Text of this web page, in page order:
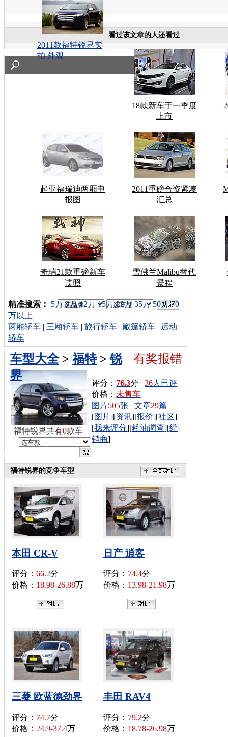
2011款福特锐界实
拍 外观
看过该文章的人还看过
18款新车于一季度
上市
起亚福瑞迪两厢申
报图
2011重磅合资紧凑
汇总
奇瑞21款重磅新车
谍照
雪佛兰Malibu替代
景程
车型搜索：
精准搜索： 5万 8万 12万 15万 22万 35万 50万 70
万以上
两厢轿车 | 三厢轿车 | 旅行轿车 | 敞篷轿车 | 运动
轿车
有奖报错
车型大全>福特>锐
界
评分： 76.3分36人已评
价格： 未售车
图片505张 文章29篇
[图片][资讯][报价][社区]
[我来评分][耗油调查][经
销商]
福特锐界共有0款车
福特锐界的竞争车型
本田 CR-V
评分： 66.2分
价格： 18.98-26.88万
日产 逍客
评分： 74.4分
价格： 13.98-21.98万
三菱 欧蓝德劲界
评分： 74.7分
价格： 24.9-37.4万
丰田 RAV4
评分： 79.2分
价格： 18.78-26.98万